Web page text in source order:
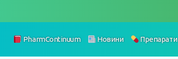
PharmContinuum Новини Препарати